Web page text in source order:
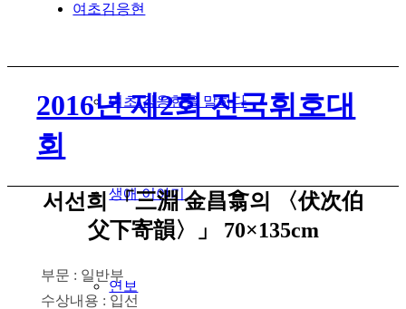
여초김응현
여초 김응현을 말하다
생애 이야기
연보
2016년 제2회 전국휘호대
회
서선희 「三淵 金昌翕의 〈伏次伯
父下寄韻〉」 70×135cm
부문 : 일반부
수상내용 : 입선